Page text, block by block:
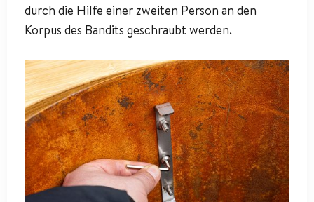
durch die Hilfe einer zweiten Person an den
Korpus des Bandits geschraubt werden.